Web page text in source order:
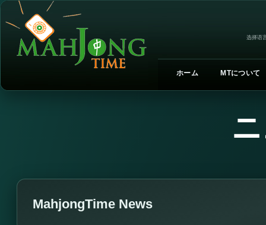
选择语
ホーム MTについて
MahjongTime News